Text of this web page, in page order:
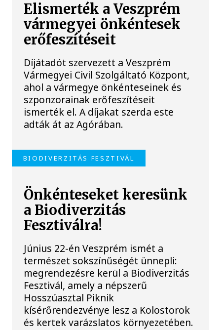
Elismerték a Veszprém
vármegyei önkéntesek
erőfeszítéseit
Díjátadót szervezett a Veszprém
Vármegyei Civil Szolgáltató Központ,
ahol a vármegye önkénteseinek és
szponzorainak erőfeszítéseit
ismerték el. A díjakat szerda este
adták át az Agórában.
BIODIVERZITÁS FESZTIVÁL
Önkénteseket keresünk
a Biodiverzitás
Fesztiválra!
Június 22-én Veszprém ismét a
természet sokszínűségét ünnepli:
megrendezésre kerül a Biodiverzitás
Fesztivál, amely a népszerű
Hosszúasztal Piknik
kísérőrendezvénye lesz a Kolostorok
és kertek varázslatos környezetében.